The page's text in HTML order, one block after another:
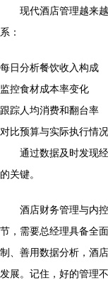
现代酒店管理越来
系：
每日分析餐饮收入构成
监控食材成本率变化
跟踪人均消费和翻台率
对比预算与实际执行情况
通过数据及时发现
的关键。
酒店财务管理与内
节，需要总经理具备全
制、善用数据分析，酒
发展。记住，好的管理